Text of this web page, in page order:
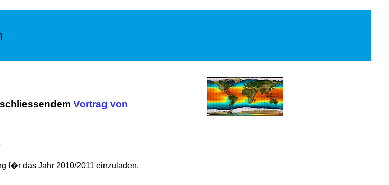
Vortrag von
f�r das Jahr 2010/2011 einzuladen.